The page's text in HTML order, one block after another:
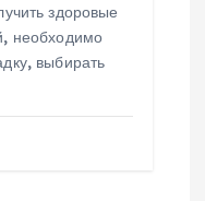
здоровые
необходимо
выбирать